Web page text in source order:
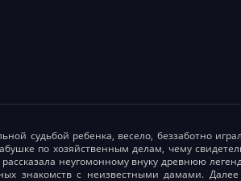
судьбой ребенка, весело, беззаботно
по хозяйственным делам, чему
неугомонному внуку древнюю
знакомств с неизвестными дамами. Далее